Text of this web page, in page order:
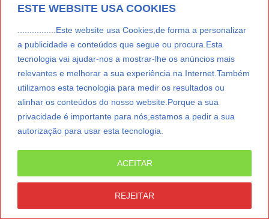
ESTE WEBSITE USA COOKIES
................Este website usa Cookies,de forma a personalizar
a publicidade e conteúdos que segue ou procura.Esta
tecnologia vai ajudar-nos a mostrar-lhe os anúncios mais
relevantes e melhorar a sua experiência na Internet.Também
utilizamos esta tecnologia para medir os resultados ou
alinhar os conteúdos do nosso website.Porque a sua
privacidade é importante para nós,estamos a pedir a sua
autorização para usar esta tecnologia.
REJEITAR
ACEITAR
Mundial FIFA no TikTok bate recorde
com 24,1 mil milhões de visualizações
Julho 17, 2026 Desporto
GASTRO & VINHOS
Costa Boal Branco 2025: nova colheita reforça aposta
Julho 29, 2026 Sociedade,Vinhos
Costa Boal Branco 2025 chega ao mercado a 10 euros.
Nova colheita do Douro assenta em quatro castas
autóctones e vinhas a 550 metros.
34.ª edição, festival estreia a primeira